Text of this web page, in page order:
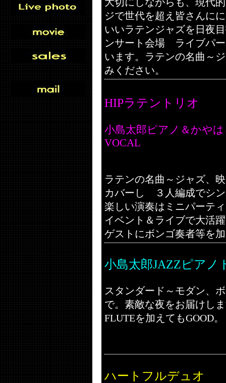
ジで世代を超え皆さんに
いいラテンジャズを日夜
ンサート会場 ライブパ
います。ラテンの名曲～
みください。
HIPラテントリオ
小島太郎ピアノ＆かや
VOCAL
ラテンの名曲～ジャズ、
カバーし ３人編成でシ
楽しい演奏はミニパーテ
イベント＆ライブで大活
ゲストにボンゴ奏者等を
小島太郎JAZZピアノ
スタンダード～モダン、
で。素敵な夜をお届け
FLUTEを加えてもGOOD。
ハートフルデュオ